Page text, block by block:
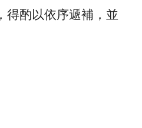
得酌以依序遞補，並